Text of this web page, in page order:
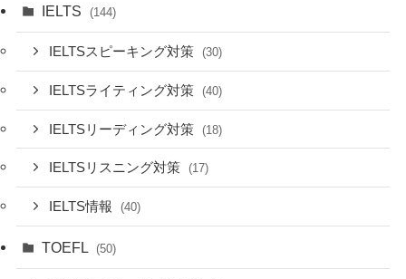
IELTS (144)
IELTSスピーキング対策 (30)
IELTSライティング対策 (40)
IELTSリーディング対策 (18)
IELTSリスニング対策 (17)
IELTS情報 (40)
TOEFL (50)